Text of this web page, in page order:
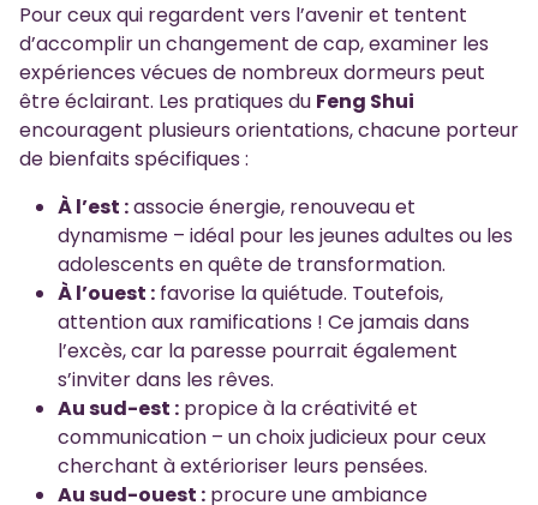
Pour ceux qui regardent vers l’avenir et tentent
d’accomplir un changement de cap, examiner les
expériences vécues de nombreux dormeurs peut
être éclairant. Les pratiques du Feng Shui
encouragent plusieurs orientations, chacune porteur
de bienfaits spécifiques :
À l’est :associe énergie, renouveau et
dynamisme – idéal pour les jeunes adultes ou les
adolescents en quête de transformation.
À l’ouest : favorise la quiétude. Toutefois,
attention aux ramifications ! Ce jamais dans
l’excès, car la paresse pourrait également
s’inviter dans les rêves.
Au sud-est : propice à la créativité et
communication – un choix judicieux pour ceux
cherchant à extérioriser leurs pensées.
Au sud-ouest : procure une ambiance